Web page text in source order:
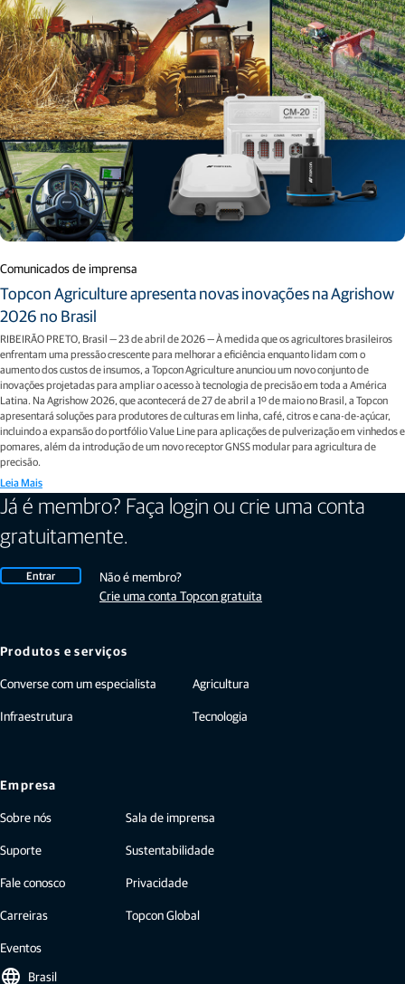
Comunicados de imprensa
Topcon Agriculture apresenta novas inovações na Agrishow
2026 no Brasil
RIBEIRÃO PRETO, Brasil — 23 de abril de 2026 — À medida que os agricultores brasileiros
enfrentam uma pressão crescente para melhorar a eficiência enquanto lidam com o
aumento dos custos de insumos, a Topcon Agriculture anunciou um novo conjunto de
inovações projetadas para ampliar o acesso à tecnologia de precisão em toda a América
Latina. Na Agrishow 2026, que acontecerá de 27 de abril a 1º de maio no Brasil, a Topcon
apresentará soluções para produtores de culturas em linha, café, citros e cana-de-açúcar,
incluindo a expansão do portfólio Value Line para aplicações de pulverização em vinhedos e
pomares, além da introdução de um novo receptor GNSS modular para agricultura de
precisão.
Leia Mais
Já é membro? Faça login ou crie uma conta
gratuitamente.
Entrar
Não é membro?
Crie uma conta Topcon gratuita
Produtos e serviços
Converse com um especialista
Infraestrutura
Agricultura
Tecnologia
Empresa
Sobre nós
Suporte
Fale conosco
Carreiras
Eventos
Sala de imprensa
Sustentabilidade
Privacidade
Topcon Global
language Brasil